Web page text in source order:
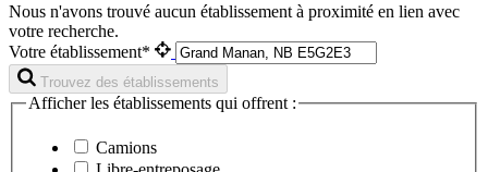
Nous n'avons trouvé aucun établissement à proximité en lien avec
votre recherche.
Votre établissement*
Trouvez des établissements
Afficher les établissements qui offrent :
Camions